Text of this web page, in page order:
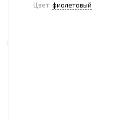
Цвет: фиолетовый